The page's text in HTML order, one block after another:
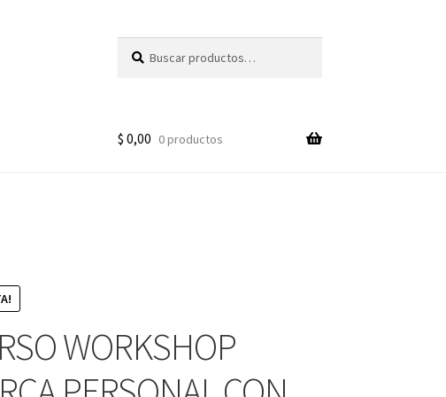
por:
$ 0,00 0 productos
WORKSHOP